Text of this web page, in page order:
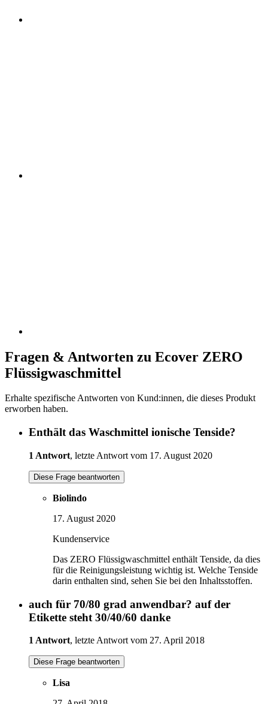
Fragen & Antworten zu Ecover ZERO
Flüssigwaschmittel
Erhalte spezifische Antworten von Kund:innen, die dieses Produkt
erworben haben.
Enthält das Waschmittel ionische Tenside?
1 Antwort, letzte Antwort vom 17. August 2020
Diese Frage beantworten
Biolindo
17. August 2020
Kundenservice
Das ZERO Flüssigwaschmittel enthält Tenside, da dies
für die Reinigungsleistung wichtig ist. Welche Tenside
darin enthalten sind, sehen Sie bei den Inhaltsstoffen.
auch für 70/80 grad anwendbar? auf der
Etikette steht 30/40/60 danke
1 Antwort, letzte Antwort vom 27. April 2018
Diese Frage beantworten
Lisa